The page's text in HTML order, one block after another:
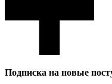
Подписка на новые